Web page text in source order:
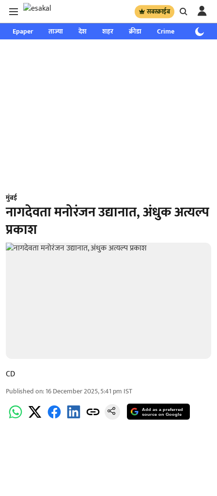
सबस्क्राईब
Epaper ताज्या देश शहर क्रीडा Crime साप्ताहिक
मुंबई
नागदेवता मनोरंजन उद्यानात, अंधुक अत्यल्प
प्रकाश
CD
Published on:16 December 2025, 5:41 pm IST
Add as a preferred
source on Google